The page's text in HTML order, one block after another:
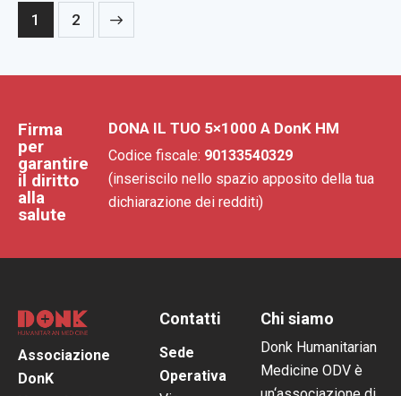
1 2
Firma
per
garantire
il diritto
alla
salute
DONA IL TUO 5×1000 A DonK HM
Codice fiscale: 90133540329
(inseriscilo nello spazio apposito della tua
dichiarazione dei redditi)
Associazione
DonK
Contatti
Sede
Operativa
Chi siamo
Donk Humanitarian
Medicine ODV è